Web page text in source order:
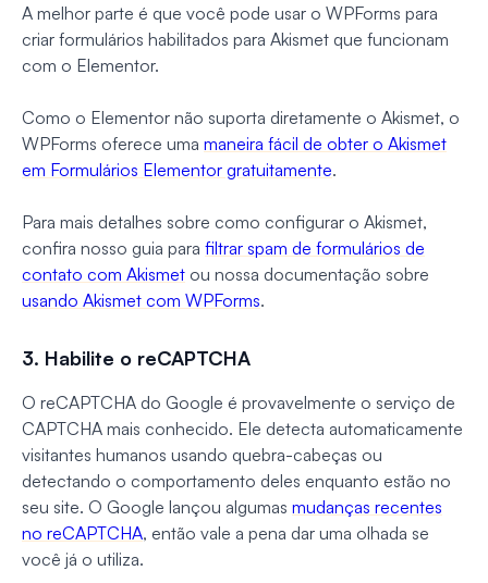
A melhor parte é que você pode usar o WPForms para
criar formulários habilitados para Akismet que funcionam
com o Elementor.
Como o Elementor não suporta diretamente o Akismet, o
WPForms oferece uma maneira fácil de obter o Akismet
em Formulários Elementor gratuitamente.
Para mais detalhes sobre como configurar o Akismet,
confira nosso guia para filtrar spam de formulários de
contato com Akismet ou nossa documentação sobre
usando Akismet com WPForms.
3. Habilite o reCAPTCHA
O reCAPTCHA do Google é provavelmente o serviço de
CAPTCHA mais conhecido. Ele detecta automaticamente
visitantes humanos usando quebra-cabeças ou
detectando o comportamento deles enquanto estão no
seu site. O Google lançou algumas mudanças recentes
no reCAPTCHA, então vale a pena dar uma olhada se
você já o utiliza.